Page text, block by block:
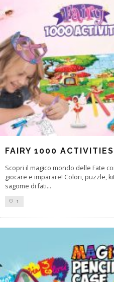
FAIRY 1000 ACTIVITIES
Scopri il magico mondo delle Fate
giocare e imparare! Colori, puzzle,
sagome di fati...
1